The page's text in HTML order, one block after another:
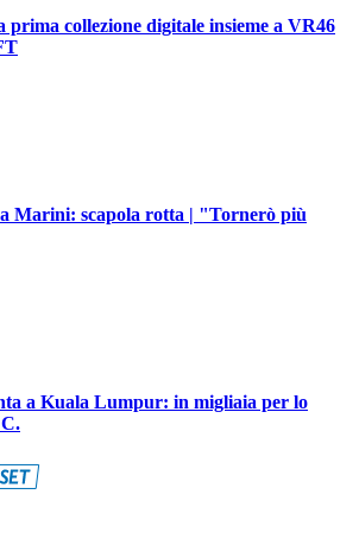
prima collezione digitale insieme a VR46
Marini: scapola rotta | "Tornerò più
a Kuala Lumpur: in migliaia per lo